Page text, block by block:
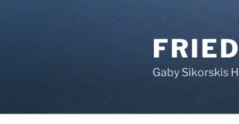
Gaby Sikorskis